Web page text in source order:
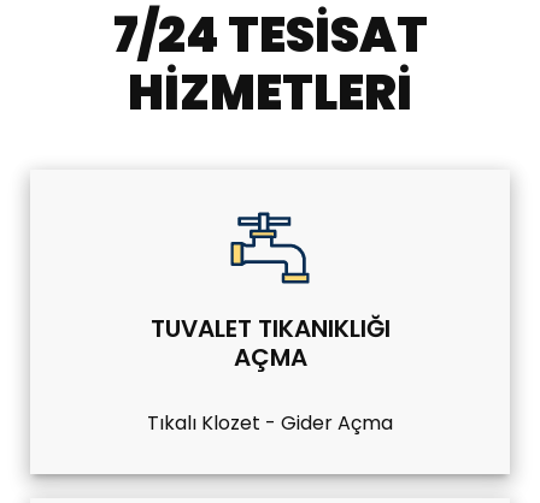
7/24 TESISAT
HIZMETLERI
TUVALET TIKANIKLIĞI
AÇMA
Tıkalı Klozet - Gider Açma